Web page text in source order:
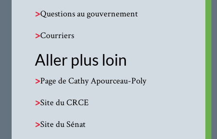
>Questions au gouvernement
>Courriers
Aller plus loin
>Page de Cathy Apourceau-Poly
>Site du CRCE
>Site du Sénat